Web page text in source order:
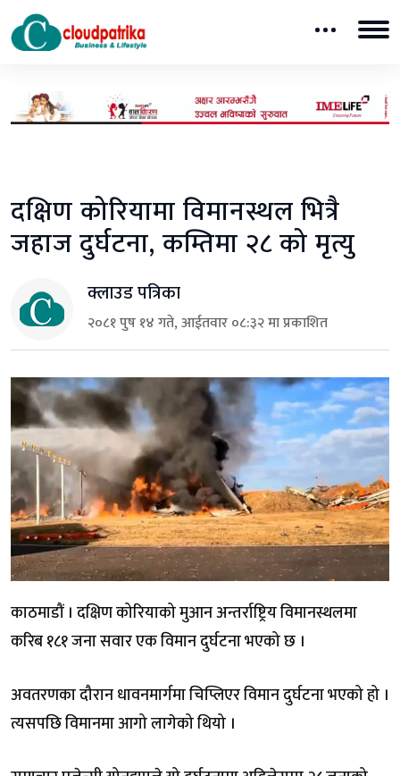
दक्षिण कोरियामा विमानस्थल भित्रै
जहाज दुर्घटना, कम्तिमा २८ को मृत्यु
क्लाउड पत्रिका
२०८१ पुष १४ गते, आईतवार ०८:३२ मा प्रकाशित
काठमाडौं । दक्षिण कोरियाको मुआन अन्तर्राष्ट्रिय विमानस्थलमा
करिब १८१ जना सवार एक विमान दुर्घटना भएको छ ।
अवतरणका दौरान धावनमार्गमा चिप्लिएर विमान दुर्घटना भएको हो ।
त्यसपछि विमानमा आगो लागेको थियो ।